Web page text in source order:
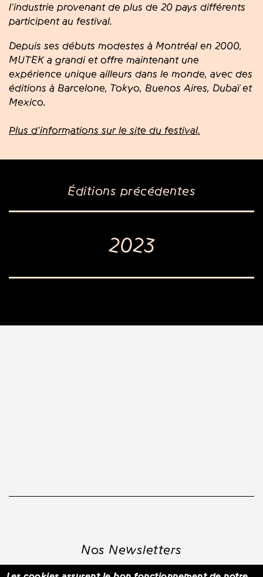
l'industrie provenant de plus de 20 pays différents
participent au festival.
Depuis ses débuts modestes à Montréal en 2000,
MUTEK a grandi et offre maintenant une
expérience unique ailleurs dans le monde, avec des
éditions à Barcelone, Tokyo, Buenos Aires, Dubaï et
Mexico.
Plus d'informations sur le site du festival.
Éditions précédentes
2023
Nos Newsletters